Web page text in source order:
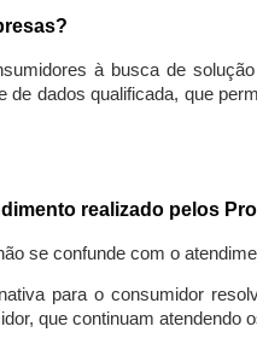
à busca de
dados qualificada, que
realizado pelos
se confunde com o
para o consumidor
que continuam